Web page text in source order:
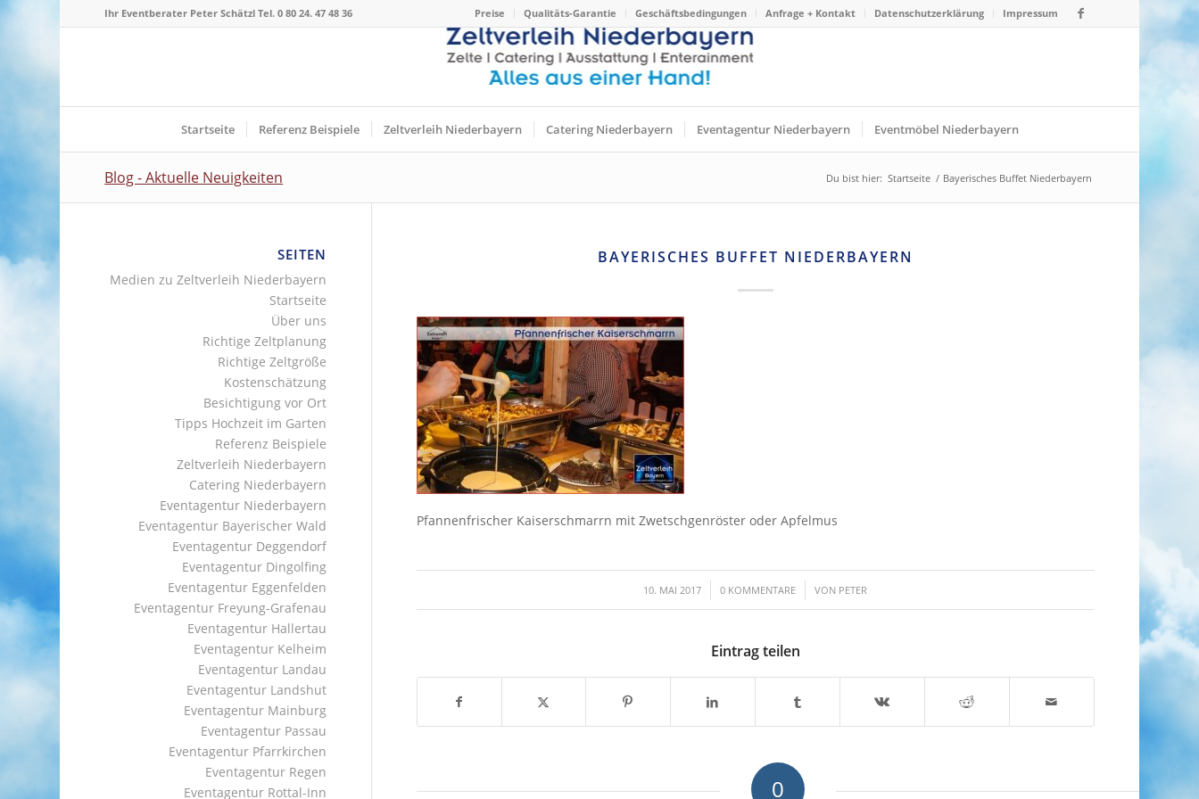
Preise Qualitäts-Garantie Geschäftsbedingungen Anfrage + Kontakt Datenschutzerklärung Impressum
Ihr Eventberater Peter Schätzl Tel. 0 80 24. 47 48 36
Startseite Referenz Beispiele Zeltverleih Niederbayern Catering Niederbayern Eventagentur Niederbayern Eventmöbel Niederbayern
Blog - Aktuelle Neuigkeiten Du bist hier: Startseite / Bayerisches Buffet Niederbayern
BAYERISCHES BUFFET NIEDERBAYERN
Pfannenfrischer Kaiserschmarrn mit Zwetschgenröster oder Apfelmus
10. MAI 2017
/ 0 KOMMENTARE
/ VON PETER
Eintrag teilen
0
SEITEN
Medien zu Zeltverleih Niederbayern
Startseite
Über uns
Richtige Zeltplanung
Richtige Zeltgröße
Kostenschätzung
Besichtigung vor Ort
Tipps Hochzeit im Garten
Referenz Beispiele
Zeltverleih Niederbayern
Catering Niederbayern
Eventagentur Niederbayern
Eventagentur Bayerischer Wald
Eventagentur Deggendorf
Eventagentur Dingolfing
Eventagentur Eggenfelden
Eventagentur Freyung-Grafenau
Eventagentur Hallertau
Eventagentur Kelheim
Eventagentur Landau
Eventagentur Landshut
Eventagentur Mainburg
Eventagentur Passau
Eventagentur Pfarrkirchen
Eventagentur Regen
Eventagentur Rottal-Inn